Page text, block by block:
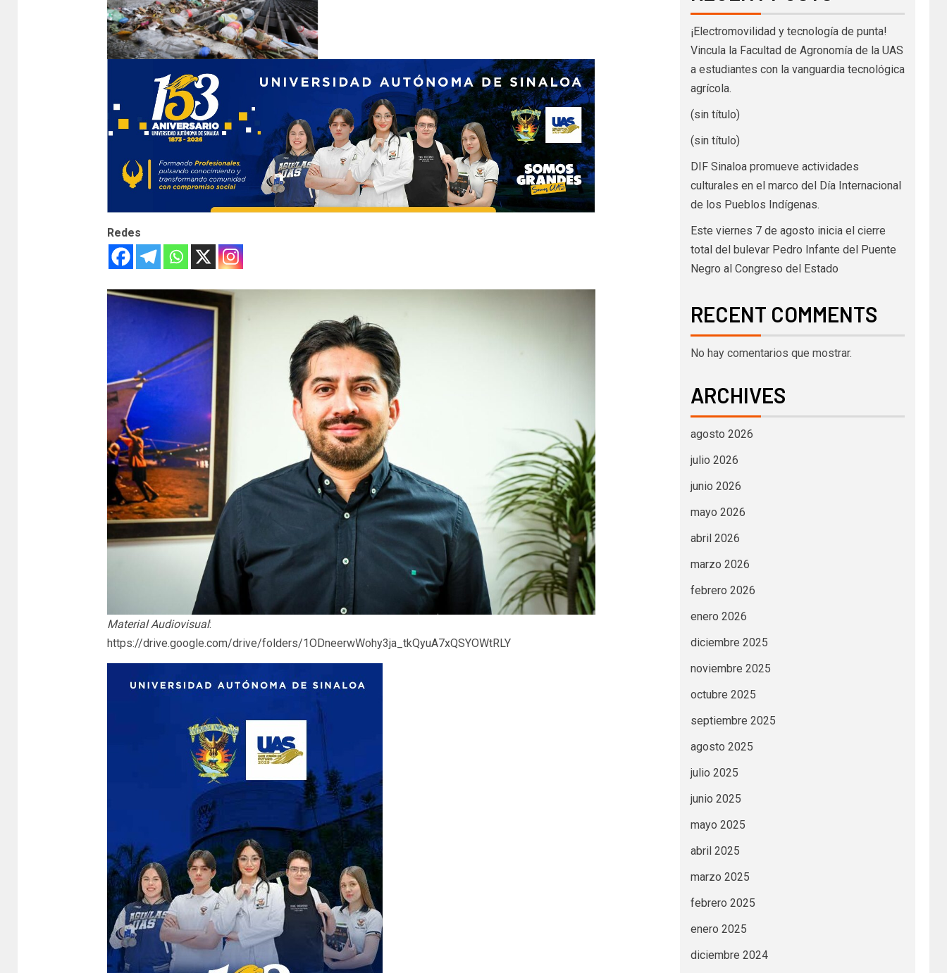
Redes
Material Audiovisual:
https://drive.google.com/drive/folders/1ODneerwWohy3ja_tkQyuA7xQSYOWtRLY
¡Electromovilidad y tecnología de punta!
Vincula la Facultad de Agronomía de la UAS
a estudiantes con la vanguardia tecnológica
agrícola.
(sin título)
(sin título)
DIF Sinaloa promueve actividades
culturales en el marco del Día Internacional
de los Pueblos Indígenas.
Este viernes 7 de agosto inicia el cierre
total del bulevar Pedro Infante del Puente
Negro al Congreso del Estado
RECENT COMMENTS
No hay comentarios que mostrar.
ARCHIVES
agosto 2026
julio 2026
junio 2026
mayo 2026
abril 2026
marzo 2026
febrero 2026
enero 2026
diciembre 2025
noviembre 2025
octubre 2025
septiembre 2025
agosto 2025
julio 2025
junio 2025
mayo 2025
abril 2025
marzo 2025
febrero 2025
enero 2025
diciembre 2024